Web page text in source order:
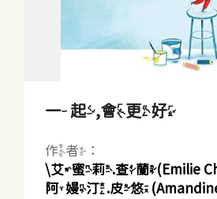
一起,會更好
作者：
\艾蜜莉.查蘭(Emilie
阿嫚汀.皮悠